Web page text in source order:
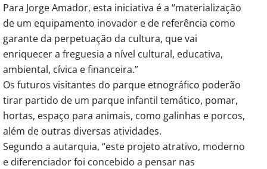
Para Jorge Amador, esta iniciativa é a “materialização
de um equipamento inovador e de referência como
garante da perpetuação da cultura, que vai
enriquecer a freguesia a nível cultural, educativa,
ambiental, cívica e financeira.”
Os futuros visitantes do parque etnográfico poderão
tirar partido de um parque infantil temático, pomar,
hortas, espaço para animais, como galinhas e porcos,
além de outras diversas atividades.
Segundo a autarquia, “este projeto atrativo, moderno
e diferenciador foi concebido a pensar nas